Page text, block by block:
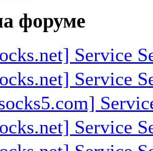
форуме
Service
Service
Service